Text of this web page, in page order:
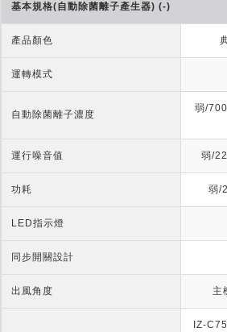
基本規格(自動除菌離子產生器) (-)
產品顏色
運轉模式
自動除菌離子濃度
弱/
運行噪音值 弱/
功耗 弱/
LED指示燈
同步開關設計
出風角度 主
IZ-